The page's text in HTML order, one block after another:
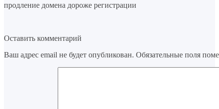
продление домена дороже регистрации
Оставить комментарий
Ваш адрес email не будет опубликован. Обязательные поля